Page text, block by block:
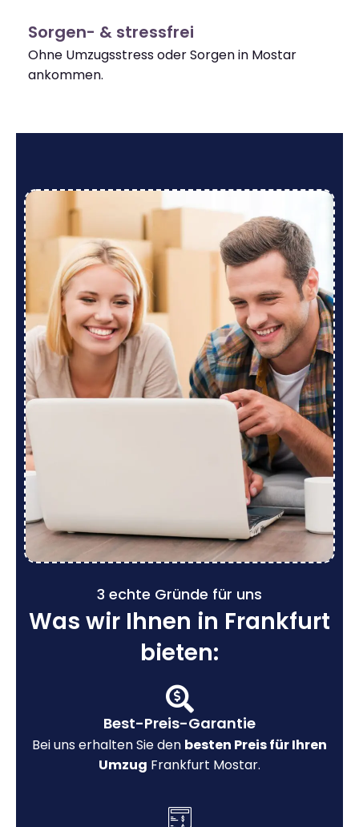
Sorgen- & stressfrei
Ohne Umzugsstress oder Sorgen in Mostar
ankommen.
3 echte Gründe für uns
Was wir Ihnen in Frankfurt
bieten:
Best-Preis-Garantie
Bei uns erhalten Sie den besten Preis für Ihren
Umzug Frankfurt Mostar.